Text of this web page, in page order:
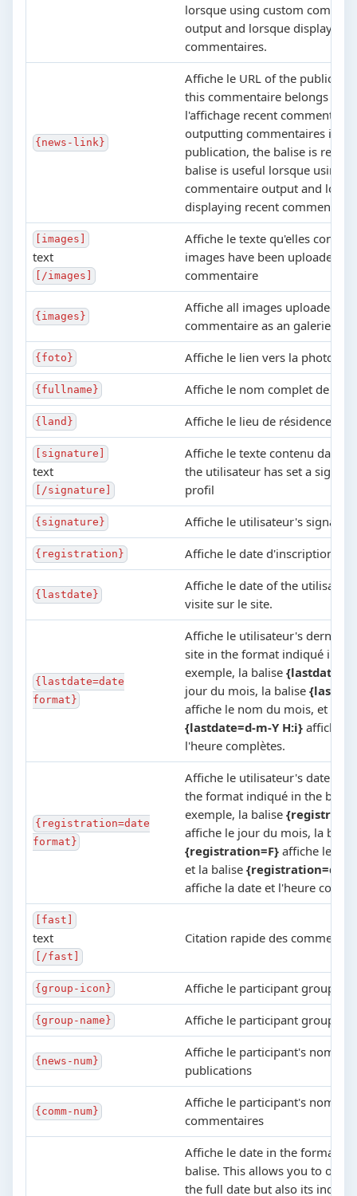
lorsque using custom
output and lorsque displaying
commentaires.
{news-link}
Affiche le URL of the
this commentaire belongs
l'affichage recent
outputting commentaires in
publication, the balise is
balise is useful lorsque using
commentaire output and
displaying recent
[images]
text
[/images]
Affiche le texte qu'elles
images have been uploaded
commentaire
{images}
Affiche all images uploaded
commentaire as an galerie
{foto} Affiche le lien vers la photo
{fullname} Affiche le nom complet de
{land} Affiche le lieu de résidence
[signature]
text
[/signature]
Affiche le texte contenu dans
the utilisateur has set a
profil
{signature} Affiche le utilisateur's signature
{registration} Affiche le date d'inscription on
{lastdate}
Affiche le date of the
visite sur le site.
{lastdate=date
format}
Affiche le utilisateur's dernière
site in the format indiqué in
exemple, la balise {lastdate=d}
jour du mois, la balise
affiche le nom du mois, et la
{lastdate=d-m-Y H:i} affiche
l'heure complètes.
{registration=date
format}
Affiche le utilisateur's date
the format indiqué in the
exemple, la balise
affiche le jour du mois, la
{registration=F} affiche le
et la balise {registration=d-m-
affiche la date et l'heure
[fast]
text
[/fast]
Citation rapide des
{group-icon} Affiche le participant groupe
{group-name} Affiche le participant groupe
{news-num}
Affiche le participant's nombre
publications
{comm-num}
Affiche le participant's nombre
commentaires
Affiche le date in the format
balise. This allows you to
the full date but also its